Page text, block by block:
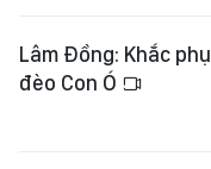
Lâm Đồng: Khắc
đèo Con Ó